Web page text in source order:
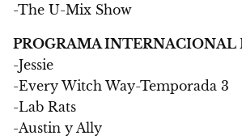
-The U-Mix Show
PROGRAMA INTERNACIONAL
-Jessie
-Every Witch Way-Temporada 3
-Lab Rats
-Austin y Ally